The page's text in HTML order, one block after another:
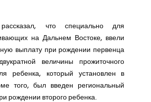
что специально для
на Дальнем Востоке, ввели
выплату при рождении первенца
величины прожиточного
ребенка, который установлен в
того, был введен региональный
рождении второго ребенка.